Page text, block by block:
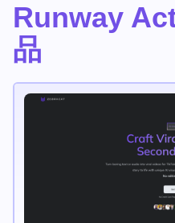
Runway
品